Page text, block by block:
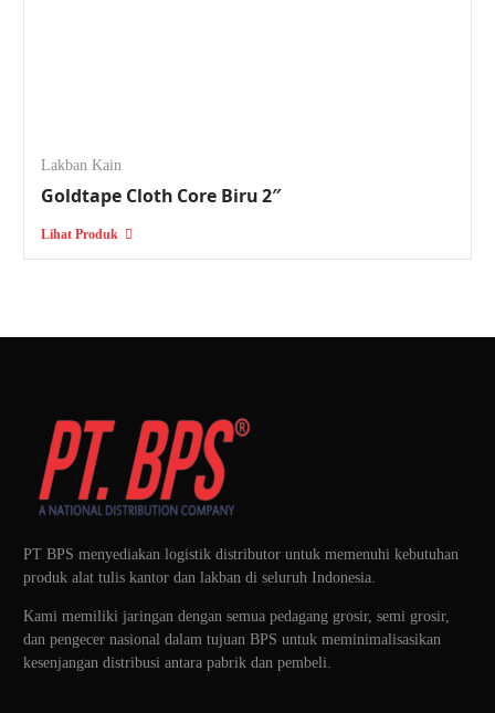
Lakban Kain
Goldtape Cloth Core Biru 2″
Lihat Produk
PT BPS menyediakan logistik distributor untuk memenuhi kebutuhan
produk alat tulis kantor dan lakban di seluruh Indonesia.
Kami memiliki jaringan dengan semua pedagang grosir, semi grosir,
dan pengecer nasional dalam tujuan BPS untuk meminimalisasikan
kesenjangan distribusi antara pabrik dan pembeli.